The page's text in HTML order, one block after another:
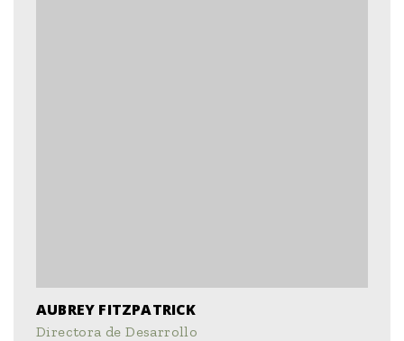
AUBREY FITZPATRICK
Directora de Desarrollo